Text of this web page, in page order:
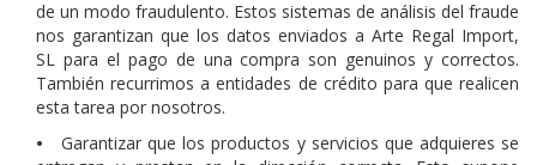
de un modo fraudulento. Estos sistemas de análisis del fraude
nos garantizan que los datos enviados a Arte Regal Import,
SL para el pago de una compra son genuinos y correctos.
También recurrimos a entidades de crédito para que realicen
esta tarea por nosotros.
•
Garantizar que los productos y servicios que adquieres se